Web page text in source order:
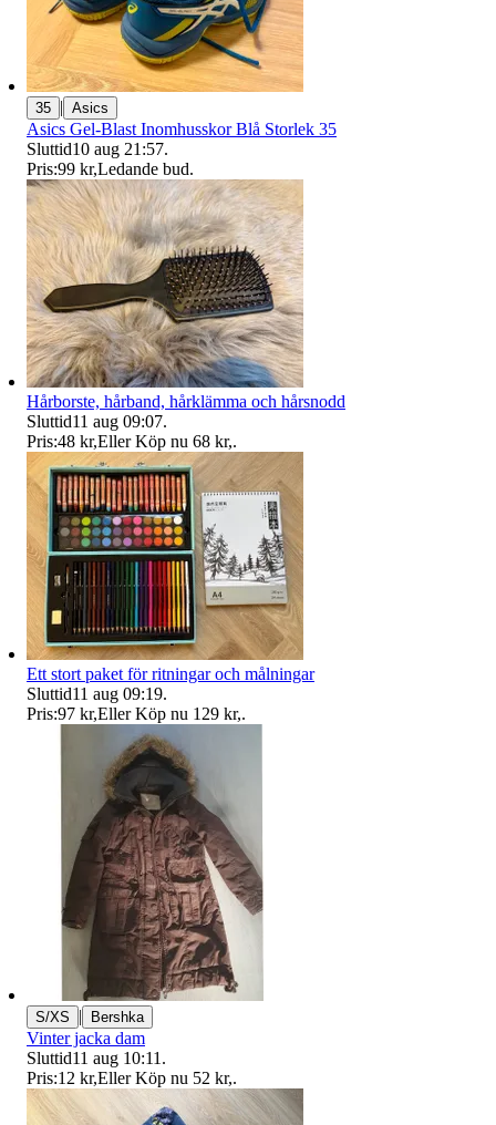
35 | Asics
Asics Gel-Blast Inomhusskor Blå Storlek 35
Sluttid10 aug 21:57.
Pris:99 kr,Ledande bud.
Hårborste, hårband, hårklämma och hårsnodd
Sluttid11 aug 09:07.
Pris:48 kr,Eller Köp nu 68 kr,.
Ett stort paket för ritningar och målningar
Sluttid11 aug 09:19.
Pris:97 kr,Eller Köp nu 129 kr,.
S/XS | Bershka
Vinter jacka dam
Sluttid11 aug 10:11 .
Pris:12 kr,Eller Köp nu 52 kr,.